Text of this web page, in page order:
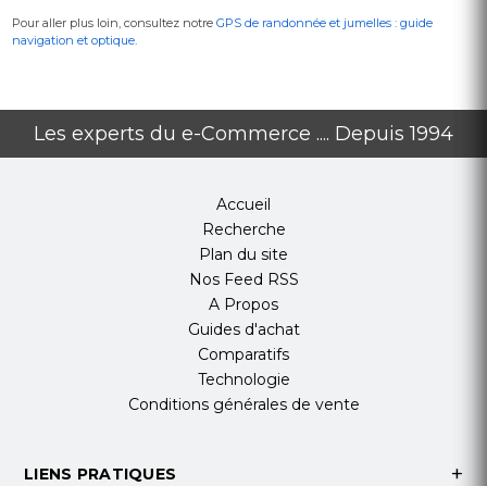
Pour aller plus loin, consultez notre GPS de randonnée et jumelles : guide
navigation et optique.
Les experts du e-Commerce .... Depuis 1994
Accueil
Recherche
Plan du site
Nos Feed RSS
A Propos
Guides d'achat
Comparatifs
Technologie
Conditions générales de vente
LIENS PRATIQUES